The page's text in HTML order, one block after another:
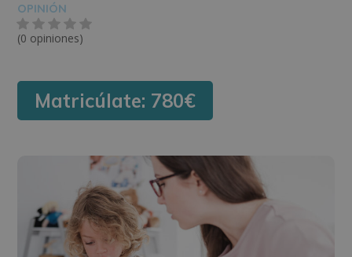
OPINIÓN
(0 opiniones)
Matricúlate: 780€